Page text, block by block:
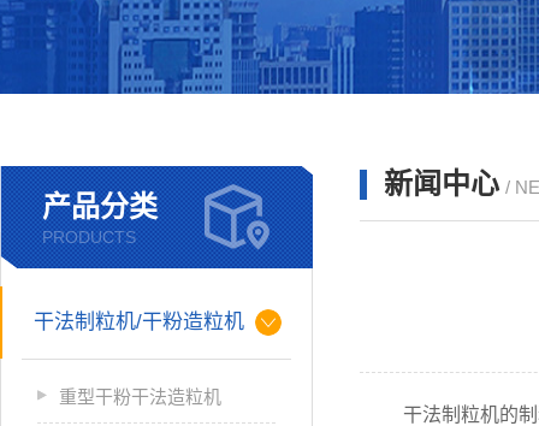
产品分类
PRODUCTS
干法制粒机/干粉造粒机
重型干粉干法造粒机
新闻中心 /
干法制粒机的制